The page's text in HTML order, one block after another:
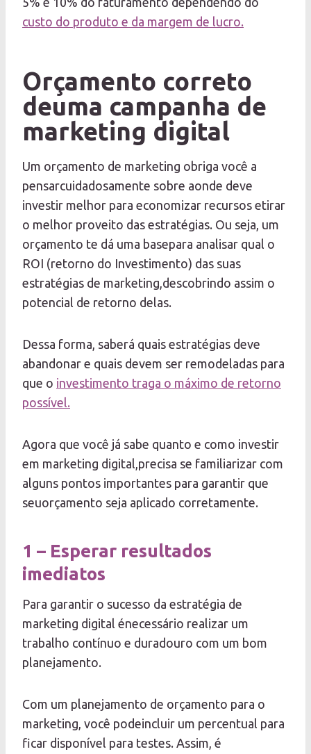
custo do produto e da margem de lucro.
Orçamento correto
deuma campanha de
marketing digital
Um orçamento de marketing obriga você a
pensarcuidadosamente sobre aonde deve
investir melhor para economizar recursos etirar
o melhor proveito das estratégias. Ou seja, um
orçamento te dá uma basepara analisar qual o
ROI (retorno do Investimento) das suas
estratégias de marketing,descobrindo assim o
potencial de retorno delas.
Dessa forma, saberá quais estratégias deve
abandonar e quais devem ser remodeladas para
que o investimento traga o máximo de retorno
possível.
Agora que você já sabe quanto e como investir
em marketing digital,precisa se familiarizar com
alguns pontos importantes para garantir que
seuorçamento seja aplicado corretamente.
1 – Esperar resultados
imediatos
Para garantir o sucesso da estratégia de
marketing digital énecessário realizar um
trabalho contínuo e duradouro com um bom
planejamento.
Com um planejamento de orçamento para o
marketing, você podeincluir um percentual para
ficar disponível para testes. Assim, é